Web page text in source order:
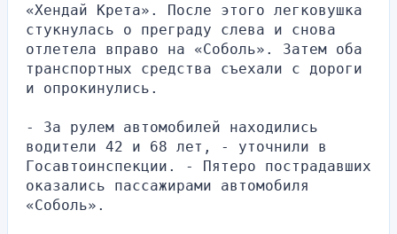
«Хендай Крета». После этого легковушка
стукнулась о преграду слева и снова
отлетела вправо на «Соболь». Затем оба
транспортных средства съехали с дороги
и опрокинулись.
- За рулем автомобилей находились
водители 42 и 68 лет, - уточнили в
Госавтоинспекции. - Пятеро пострадавших
оказались пассажирами автомобиля
«Соболь».